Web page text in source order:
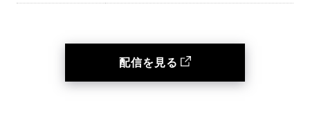
配信を見る